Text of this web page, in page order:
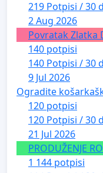
219 Potpisi / 30
2 Aug 2026
Povratak Zlatka
140 potpisi
140 Potpisi / 30
9 Jul 2026
Ogradite
120 potpisi
120 Potpisi / 30
21 Jul 2026
PRODUŽENJE
1 144 potpisi